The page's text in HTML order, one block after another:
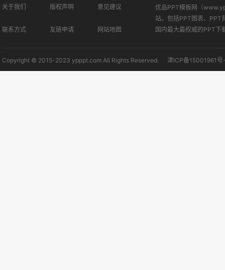
关于我们 版权声明 意见建议
联系方式 友链申请 网站地图
优品PPT模板网（
站。包括PPT图表、PPT
国内最大最权威的PPT下
Copyright © 2015-2023 ypppt.com All Rights Reserved. 津ICP备15001961号